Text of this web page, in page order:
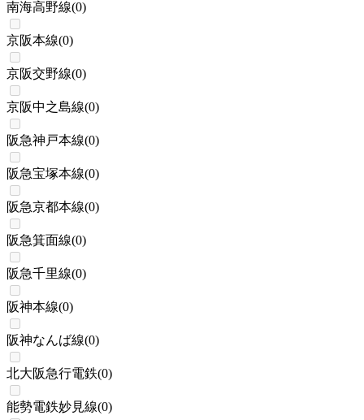
南海高野線(0)
京阪本線(0)
京阪交野線(0)
京阪中之島線(0)
阪急神戸本線(0)
阪急宝塚本線(0)
阪急京都本線(0)
阪急箕面線(0)
阪急千里線(0)
阪神本線(0)
阪神なんば線(0)
北大阪急行電鉄(0)
能勢電鉄妙見線(0)